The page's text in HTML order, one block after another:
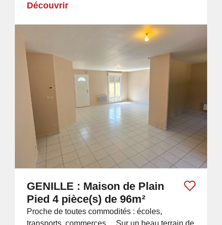
Découvrir
GENILLE : Maison de Plain
Pied 4 pièce(s) de 96m²
Proche de toutes commodités : écoles,
transports, commerces.... Sur un beau terrain de